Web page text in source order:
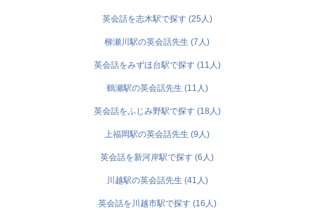
英会話を志木駅で探す (25人)
柳瀬川駅の英会話先生 (7人)
英会話をみずほ台駅で探す (11人)
鶴瀬駅の英会話先生 (11人)
英会話をふじみ野駅で探す (18人)
上福岡駅の英会話先生 (9人)
英会話を新河岸駅で探す (6人)
川越駅の英会話先生 (41人)
英会話を川越市駅で探す (16人)